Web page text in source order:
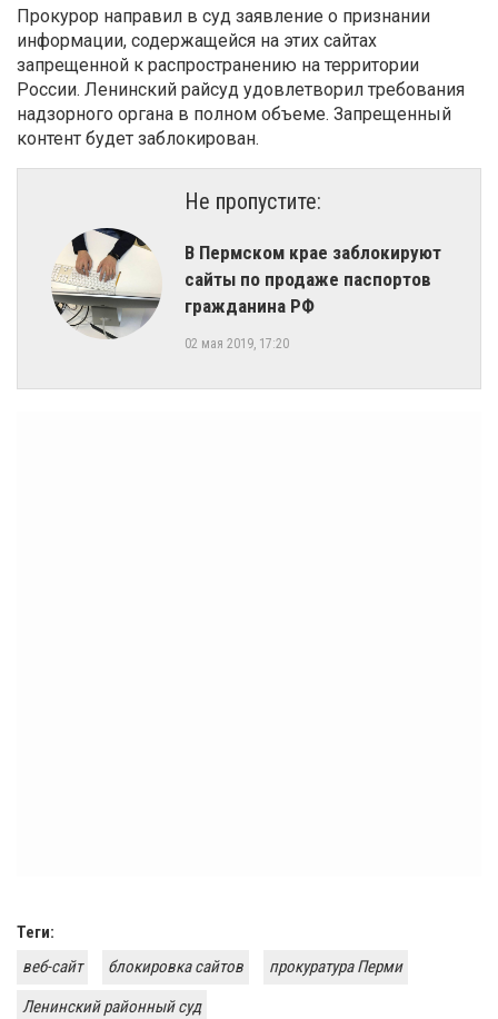
Прокурор направил в суд заявление о признании
информации, содержащейся на этих сайтах
запрещенной к распространению на территории
России. Ленинский райсуд удовлетворил требования
надзорного органа в полном объеме. Запрещенный
контент будет заблокирован.
Не пропустите:
В Пермском крае заблокируют
сайты по продаже паспортов
гражданина РФ
02 мая 2019, 17:20
Теги:
веб-сайт
блокировка сайтов
прокуратура Перми
Ленинский районный суд